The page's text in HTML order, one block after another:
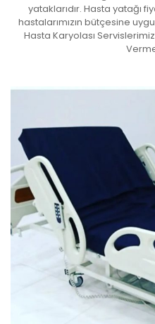
yataklarıdır. Hasta yatağı
hastalarımızın bütçesine
Hasta Karyolası